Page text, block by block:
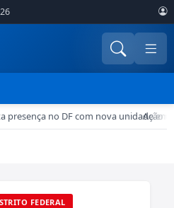
presença no DF com nova unidade em
• Ação
FEDERAL